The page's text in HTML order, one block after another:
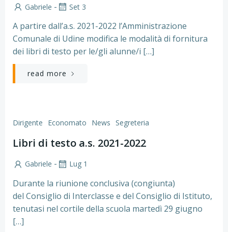
Gabriele - Set 3
A partire dall’a.s. 2021-2022 l’Amministrazione
Comunale di Udine modifica le modalità di fornitura
dei libri di testo per le/gli alunne/i […]
read more
Dirigente Economato News Segreteria
Libri di testo a.s. 2021-2022
Gabriele - Lug 1
Durante la riunione conclusiva (congiunta)
del Consiglio di Interclasse e del Consiglio di Istituto,
tenutasi nel cortile della scuola martedì 29 giugno
[…]